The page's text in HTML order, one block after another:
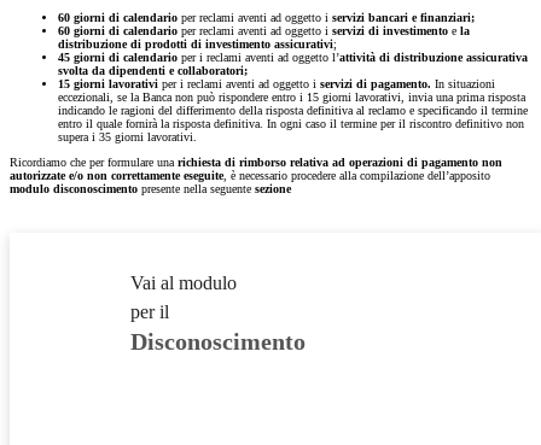
60 giorni di calendario per reclami aventi ad oggetto i servizi bancari e finanziari;
60 giorni di calendario per reclami aventi ad oggetto i servizi di investimento e la
distribuzione di prodotti di investimento assicurativi;
45 giorni di calendario per i reclami aventi ad oggetto l’attività di distribuzione assicurativa
svolta da dipendenti e collaboratori;
15 giorni lavorativi per i reclami aventi ad oggetto i servizi di pagamento. In situazioni
eccezionali, se la Banca non può rispondere entro i 15 giorni lavorativi, invia una prima risposta
indicando le ragioni del differimento della risposta definitiva al reclamo e specificando il termine
entro il quale fornirà la risposta definitiva. In ogni caso il termine per il riscontro definitivo non
supera i 35 giorni lavorativi.
Ricordiamo che per formulare una richiesta di rimborso relativa ad operazioni di pagamento non
autorizzate e/o non correttamente eseguite, è necessario procedere alla compilazione dell’apposito
modulo disconoscimento presente nella seguente sezione
Vai al modulo
per il
Disconoscimento